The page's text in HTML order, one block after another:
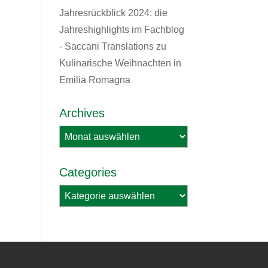
Jahresrückblick 2024: die
Jahreshighlights im Fachblog
- Saccani Translationszu
Kulinarische Weihnachten in
Emilia Romagna
Archives
Archives
Categories
Categories